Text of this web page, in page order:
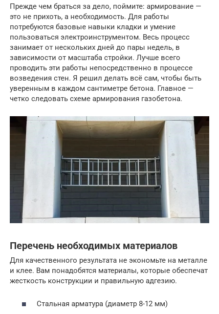
Прежде чем браться за дело, поймите: армирование —
это не прихоть, а необходимость. Для работы
потребуются базовые навыки кладки и умение
пользоваться электроинструментом. Весь процесс
занимает от нескольких дней до пары недель, в
зависимости от масштаба стройки. Лучше всего
проводить эти работы непосредственно в процессе
возведения стен. Я решил делать всё сам, чтобы быть
уверенным в каждом сантиметре бетона. Главное —
четко следовать схеме армирования газобетона.
Перечень необходимых материалов
Для качественного результата не экономьте на металле
и клее. Вам понадобятся материалы, которые обеспечат
жесткость конструкции и правильную адгезию.
Стальная арматура (диаметр 8-12 мм)